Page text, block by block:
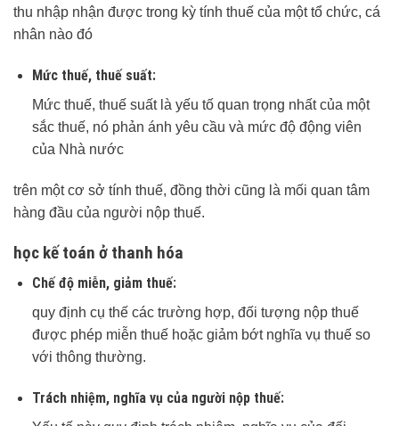
thu nhập nhận được trong kỳ tính thuế của một tổ chức, cá
nhân nào đó
Mức thuế, thuế suất:
Mức thuế, thuế suất là yếu tố quan trọng nhất của một
sắc thuế, nó phản ánh yêu cầu và mức độ động viên
của Nhà nước
trên một cơ sở tính thuế, đồng thời cũng là mối quan tâm
hàng đầu của người nộp thuế.
học kế toán ở thanh hóa
Chế độ miễn, giảm thuế:
quy định cụ thế các trường hợp, đối tượng nộp thuế
được phép miễn thuế hoặc giảm bớt nghĩa vụ thuế so
với thông thường.
Trách nhiệm, nghĩa vụ của người nộp thuế: